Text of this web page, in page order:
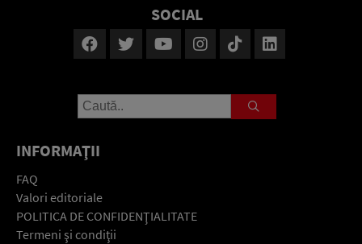
SOCIAL
INFORMAŢII
FAQ
Valori editoriale
POLITICA DE CONFIDENŢIALITATE
Termeni şi condiţii